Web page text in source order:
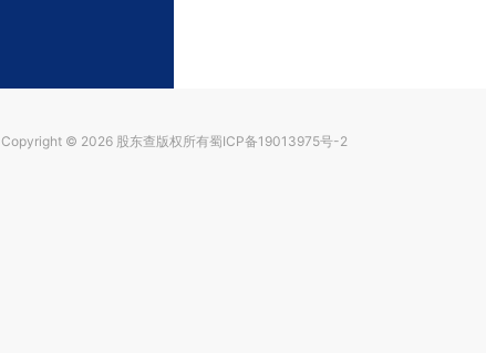
Copyright © 2026 股东查版权所有蜀ICP备19013975号-2